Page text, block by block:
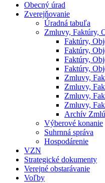
Obecný úrad
Zverejňovanie
Úradná tabuľa
Zmluvy, Faktúry,
Faktúry,
Faktúry,
Faktúry,
Faktúry,
Zmluvy,
Zmluvy,
Zmluvy,
Zmluvy,
Archív
Výberové konanie
Suhrnná správa
Hospodárenie
VZN
Strategické dokumenty
Verejné obstarávanie
Voľby